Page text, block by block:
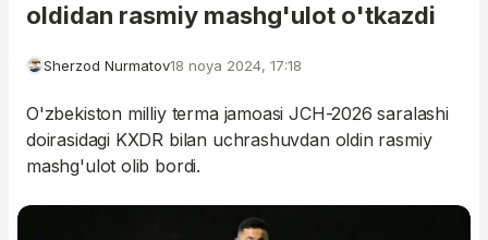
oldidan rasmiy mashg'ulot o'tkazdi
Sherzod Nurmatov18 noya 2024, 17:18
O'zbekiston milliy terma jamoasi JCH-2026 saralashi
doirasidagi KXDR bilan uchrashuvdan oldin rasmiy
mashg'ulot olib bordi.